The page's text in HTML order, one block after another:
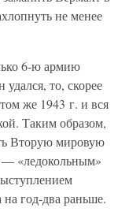
не менее
6-ю армию
то, скорее
же 1943 г. и вся
Таким образом,
Вторую мировую
— «ледокольным»
год-два раньше.